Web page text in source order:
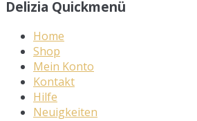
Delizia Quickmenü
Home
Shop
Mein Konto
Kontakt
Hilfe
Neuigkeiten